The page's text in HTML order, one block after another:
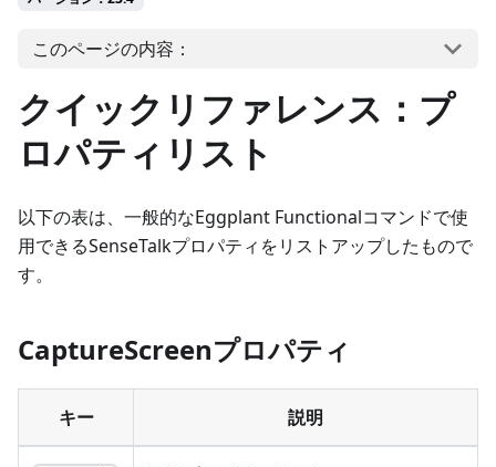
このページの内容：
クイックリファレンス：プ
ロパティリスト
以下の表は、一般的なEggplant Functionalコマンドで使
用できるSenseTalkプロパティをリストアップしたもので
す。
CaptureScreenプロパティ
キー 説明